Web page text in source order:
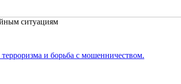
ситуациям
и борьба с мошенничеством.